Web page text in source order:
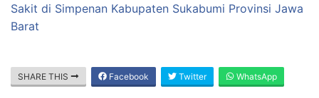
Sakit di Simpenan Kabupaten Sukabumi Provinsi Jawa
Barat
SHARE THIS Facebook Twitter WhatsApp